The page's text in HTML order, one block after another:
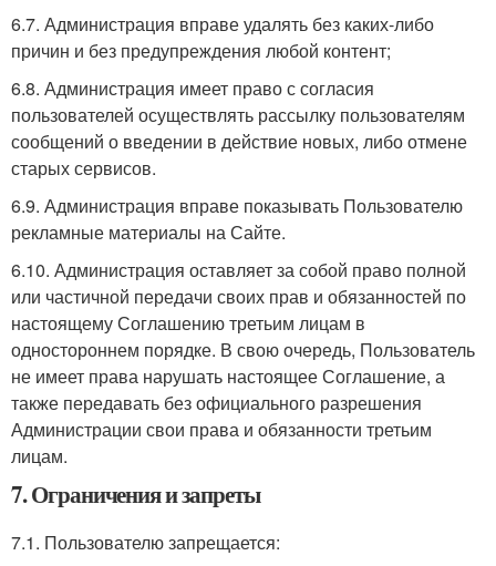
6.7. Администрация вправе удалять без каких-либо
причин и без предупреждения любой контент;
6.8. Администрация имеет право с согласия
пользователей осуществлять рассылку пользователям
сообщений о введении в действие новых, либо отмене
старых сервисов.
6.9. Администрация вправе показывать Пользователю
рекламные материалы на Сайте.
6.10. Администрация оставляет за собой право полной
или частичной передачи своих прав и обязанностей по
настоящему Соглашению третьим лицам в
одностороннем порядке. В свою очередь, Пользователь
не имеет права нарушать настоящее Соглашение, а
также передавать без официального разрешения
Администрации свои права и обязанности третьим
лицам.
7. Ограничения и запреты
7.1. Пользователю запрещается: